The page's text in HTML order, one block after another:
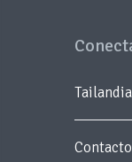
Contacto